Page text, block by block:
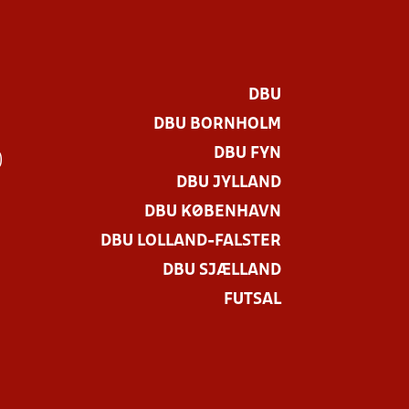
DBU
DBU BORNHOLM
DBU FYN
DBU JYLLAND
DBU KØBENHAVN
DBU LOLLAND-FALSTER
DBU SJÆLLAND
FUTSAL